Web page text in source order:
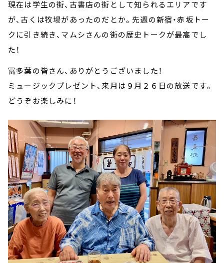
現在は学生の街、古書店の街として知られるエリアです
が、古くは牧場があったのだとか。先週の新宿・赤坂トー
クに引き続き、マムシさんの街の歴史トークが最高でし
た！
冨多葉の皆さん、ありがとうございました！
ミュージックプレゼント、来月は９月２６日の放送です。
どうぞお楽しみに！